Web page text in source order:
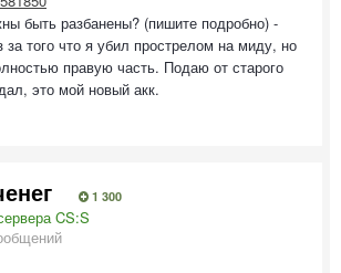
быть разбанены? (пишите подробно) -
того что я убил прострелом на миду, но
правую часть. Подаю от старого
это мой новый акк.
1 300
CS:S